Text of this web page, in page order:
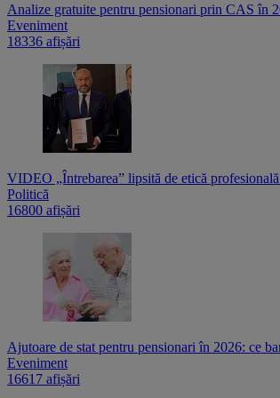
Analize gratuite pentru pensionari prin CAS în
Eveniment
18336 afișări
VIDEO „Întrebarea” lipsită de etică
Politică
16800 afișări
Ajutoare de stat pentru pensionari în 2026: ce
Eveniment
16617 afișări